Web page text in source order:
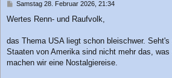
B
i
r
a
Samstag 28. Februar 2026, 21:34
Wertes Renn- und Raufvolk,
das Thema USA liegt schon bleischwer.
Staaten von Amerika sind nicht mehr das,
machen wir eine Nostalgiereise.